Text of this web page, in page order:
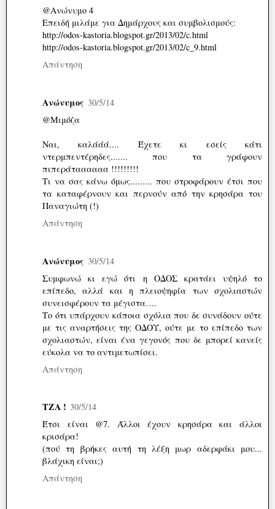
@Ανώνυμο 4
Επειδή μιλάμε για Δημάρχους και συμβολισμούς:
http://odos-kastoria.blogspot.gr/2013/02/c.html
http://odos-kastoria.blogspot.gr/2013/02/c_9.html
Απάντηση
Ανώνυμος 30/5/14
@Μιμόζα
Ναι, καλάάά.... Έχετε κι εσείς κάτι
ντερμπεντέρηδες....... που τα γράφουν
πιπεράταααααα !!!!!!!!!
Τι να σας κάνω όμως......... που στροφάρουν έτσι που
τα καταφέρνουν και περνούν από την κρησάρα του
Παναγιώτη (!)
Απάντηση
Ανώνυμος 30/5/14
Συμφωνώ κι εγώ ότι η ΟΔΟΣ κρατάει υψηλό το
επίπεδο, αλλά και η πλειοψηφία των σχολιαστών
συνεισφέρουν τα μέγιστα….
Το ότι υπάρχουν κάποια σχόλια που δε συνάδουν ούτε
με τις αναρτήσεις της ΟΔΟΥ, ούτε με το επίπεδο των
σχολιαστών, είναι ένα γεγονός που δε μπορεί κανείς
εύκολα να το αντιμετωπίσει.
Απάντηση
ΤΖΑ ! 30/5/14
Έτσι είναι @7. Άλλοι έχουν κρησάρα και άλλοι
κρισάρα!
(πού τη βρήκες αυτή τη λέξη μωρ αδερφάκι μου...
βλάχικη είναι;)
Απάντηση